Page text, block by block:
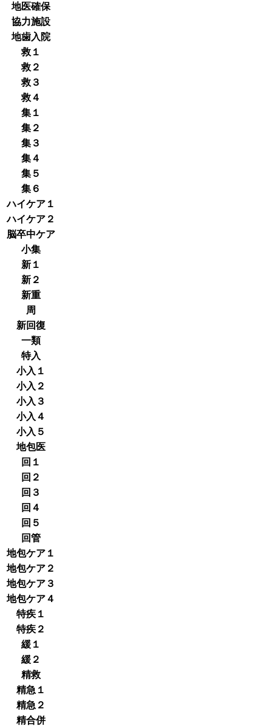
地医確保
協力施設
地歯入院
救１
救２
救３
救４
集１
集２
集３
集４
集５
集６
ハイケア１
ハイケア２
脳卒中ケア
小集
新１
新２
新重
周
新回復
一類
特入
小入１
小入２
小入３
小入４
小入５
地包医
回１
回２
回３
回４
回５
回管
地包ケア１
地包ケア２
地包ケア３
地包ケア４
特疾１
特疾２
緩１
緩２
精救
精急１
精急２
精合併